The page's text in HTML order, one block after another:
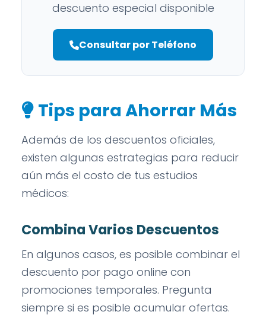
descuento especial disponible
Consultar por Teléfono
Tips para Ahorrar Más
Además de los descuentos oficiales,
existen algunas estrategias para reducir
aún más el costo de tus estudios
médicos:
Combina Varios Descuentos
En algunos casos, es posible combinar el
descuento por pago online con
promociones temporales. Pregunta
siempre si es posible acumular ofertas.